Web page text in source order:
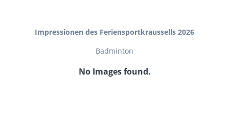
Impressionen des Feriensportkraussells 2026
Badminton
No Images found.